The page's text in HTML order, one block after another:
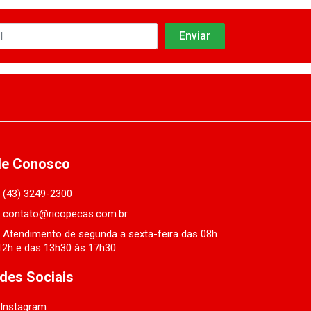
Conosco
(43) 3249-2300
contato@ricopecas.com.br
Atendimento de segunda a sexta-feira das 08h
e das 13h30 às 17h30
Sociais
Instagram